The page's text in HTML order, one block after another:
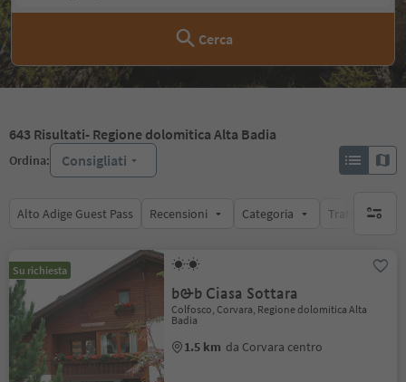
Cerca
643 Risultati- Regione dolomitica Alta Badia
Ordina: Consigliati
Alto Adige Guest Pass Recensioni Categoria Trattamento
Su richiesta
b&b Ciasa Sottara
Colfosco, Corvara, Regione dolomitica Alta
Badia
1.5 km da Corvara centro